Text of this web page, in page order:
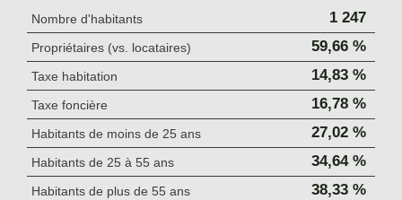
Nombre d'habitants 1 247
Propriétaires (vs. locataires) 59,66 %
Taxe habitation 14,83 %
Taxe foncière 16,78 %
Habitants de moins de 25 ans 27,02 %
Habitants de 25 à 55 ans 34,64 %
Habitants de plus de 55 ans 38,33 %